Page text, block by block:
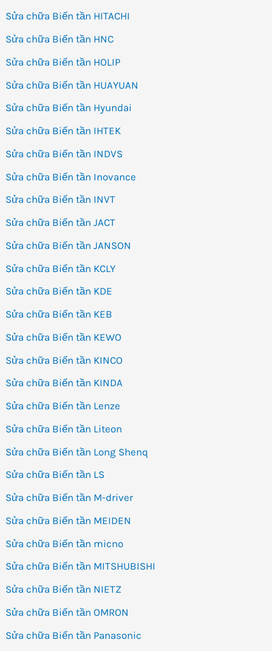
Sửa chữa Biến tần HITACHI
Sửa chữa Biến tần HNC
Sửa chữa Biến tần HOLIP
Sửa chữa Biến tần HUAYUAN
Sửa chữa Biến tần Hyundai
Sửa chữa Biến tần IHTEK
Sửa chữa Biến tần INDVS
Sửa chữa Biến tần Inovance
Sửa chữa Biến tần INVT
Sửa chữa Biến tần JACT
Sửa chữa Biến tần JANSON
Sửa chữa Biến tần KCLY
Sửa chữa Biến tần KDE
Sửa chữa Biến tần KEB
Sửa chữa Biến tần KEWO
Sửa chữa Biến tần KINCO
Sửa chữa Biến tần KINDA
Sửa chữa Biến tần Lenze
Sửa chữa Biến tần Liteon
Sửa chữa Biến tần Long Shenq
Sửa chữa Biến tần LS
Sửa chữa Biến tần M-driver
Sửa chữa Biến tần MEIDEN
Sửa chữa Biến tần micno
Sửa chữa Biến tần MITSHUBISHI
Sửa chữa Biến tần NIETZ
Sửa chữa Biến tần OMRON
Sửa chữa Biến tần Panasonic